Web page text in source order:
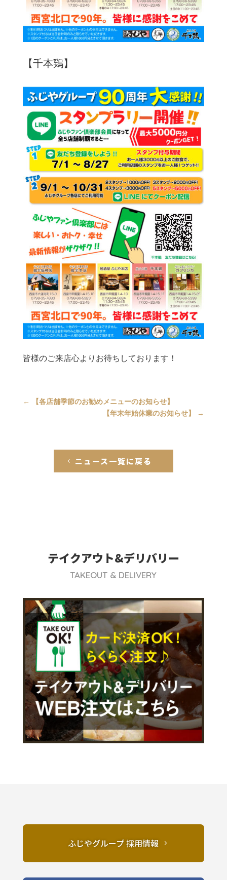
【千本鶏】
皆様のご来店心よりお待ちしております！
←
【各店舗季節のお勧めメニューのお知らせ】
【年末年始休業のお知らせ】
→
ニュース一覧に戻る
テイクアウト&デリバリー
TAKEOUT & DELIVERY
ふじやグループ 採用情報